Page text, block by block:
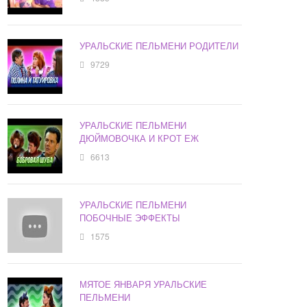
УРАЛЬСКИЕ ПЕЛЬМЕНИ РОДИТЕЛИ
9729
УРАЛЬСКИЕ ПЕЛЬМЕНИ
ДЮЙМОВОЧКА И КРОТ ЕЖ
6613
УРАЛЬСКИЕ ПЕЛЬМЕНИ
ПОБОЧНЫЕ ЭФФЕКТЫ
1575
МЯТОЕ ЯНВАРЯ УРАЛЬСКИЕ
ПЕЛЬМЕНИ